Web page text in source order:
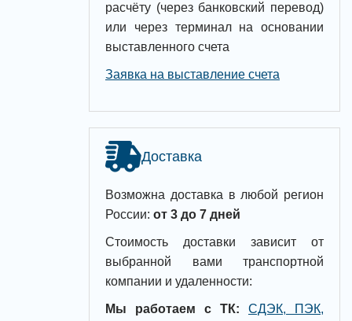
расчёту (через банковский перевод)
или через терминал на основании
выставленного счета
Заявка на выставление счета
Доставка
Возможна доставка в любой регион
России: от 3 до 7 дней
Стоимость доставки зависит от
выбранной вами транспортной
компании и удаленности:
Мы работаем с ТК:
СДЭК, ПЭК,